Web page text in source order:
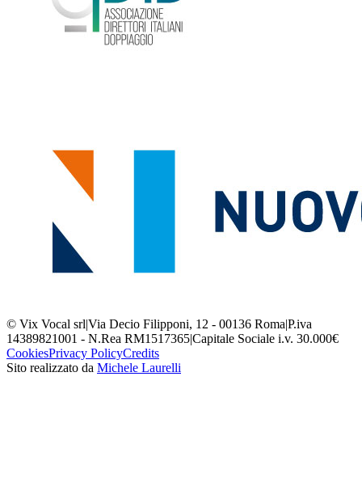
© Vix Vocal srl|Via Decio Filipponi, 12 - 00136 Roma|P.iva
14389821001 - N.Rea RM1517365|Capitale Sociale i.v. 30.000€
CookiesPrivacy PolicyCredits
Sito realizzato da Michele Laurelli